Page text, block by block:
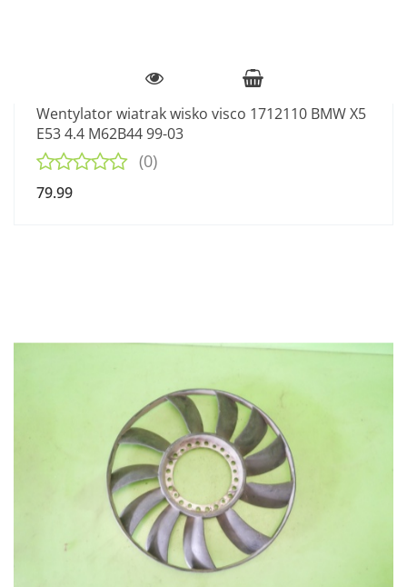
Wentylator wiatrak wisko visco 1712110 BMW X5
E53 4.4 M62B44 99-03
(0)
79.99